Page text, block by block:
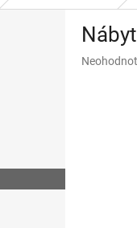
Priemerné